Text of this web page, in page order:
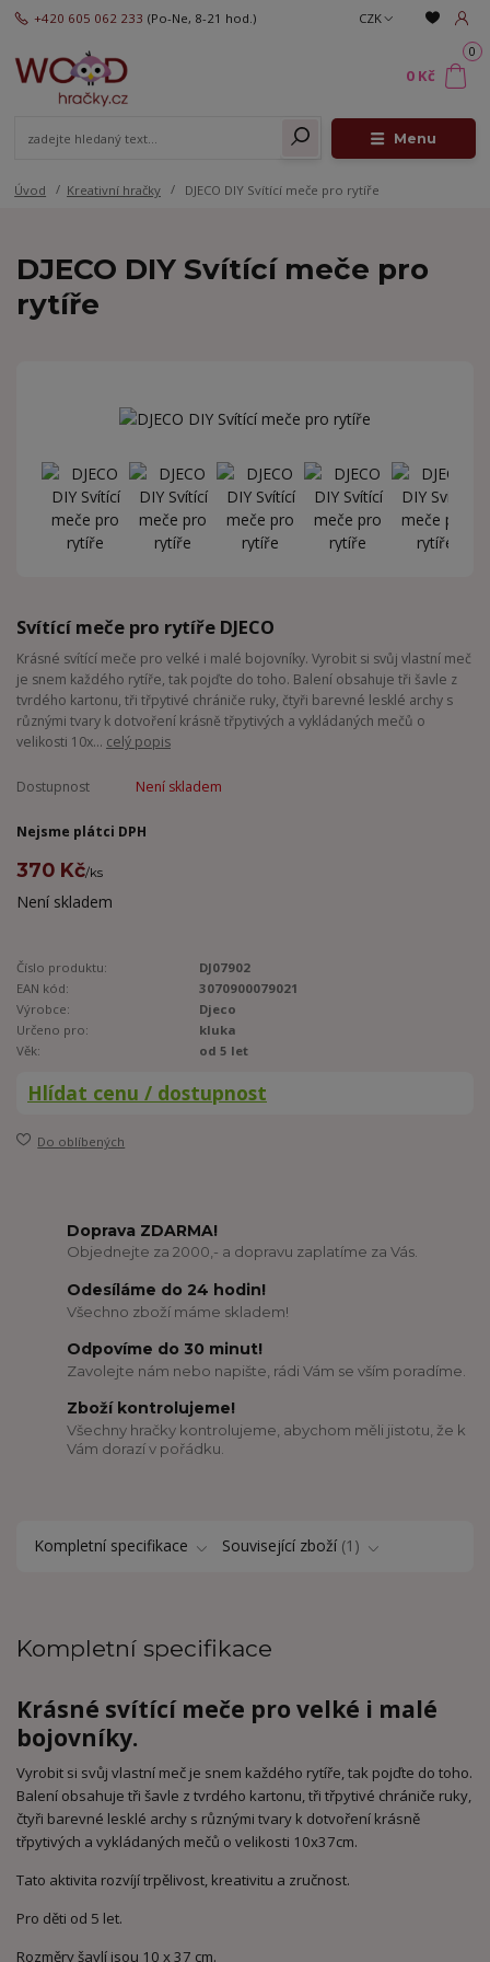
Menu
CZK
+420 605 062 233 (Po-Ne, 8-21 hod.)
0
0 Kč
Úvod Kreativní hračky DJECO DIY Svítící meče pro rytíře
DJECO DIY Svítící meče pro
rytíře
Svítící meče pro rytíře DJECO
Krásné svítící meče pro velké i malé bojovníky. Vyrobit si svůj vlastní meč
je snem každého rytíře, tak pojďte do toho. Balení obsahuje tři šavle z
tvrdého kartonu, tři třpytivé chrániče ruky, čtyři barevné lesklé archy s
různými tvary k dotvoření krásně třpytivých a vykládaných mečů o
velikosti 10x... celý popis
Dostupnost Není skladem
Nejsme plátci DPH
370 Kč/ks
Není skladem
Číslo produktu:
DJ07902
EAN kód:
3070900079021
Výrobce:
Djeco
Určeno pro:
kluka
Věk:
od 5 let
Hlídat cenu / dostupnost
Do oblíbených
Doprava ZDARMA!
Objednejte za 2000,- a dopravu zaplatíme za Vás.
Odesíláme do 24 hodin!
Všechno zboží máme skladem!
Odpovíme do 30 minut!
Zavolejte nám nebo napište, rádi Vám se vším poradíme.
Zboží kontrolujeme!
Všechny hračky kontrolujeme, abychom měli jistotu, že k
Vám dorazí v pořádku.
Kompletní specifikace Související zboží 1
Kompletní specifikace
Krásné svítící meče pro velké i malé
bojovníky.
Vyrobit si svůj vlastní meč je snem každého rytíře, tak pojďte do toho.
Balení obsahuje tři šavle z tvrdého kartonu, tři třpytivé chrániče ruky,
čtyři barevné lesklé archy s různými tvary k dotvoření krásně
třpytivých a vykládaných mečů o velikosti 10x37cm.
Tato aktivita rozvíjí trpělivost, kreativitu a zručnost.
Pro děti od 5 let.
Rozměry šavlí jsou 10 x 37 cm.